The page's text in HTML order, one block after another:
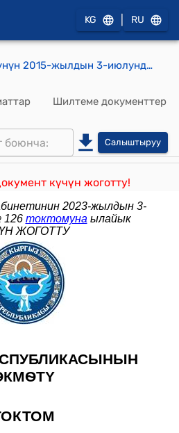
KG RU
КР Өкмөтүнүн 2015-жылдын 3-июлундагы № 439 "Кыргыз Республикасынын Өкмөтүнүн 2013-жылдын 15-январындагы № 17 "Академиялык наам үчүн ставкаларды белгилөө жөнүндө" токтомун күчүн жоготту деп таануу тууралуу" токтому
Шилтеме документтер
Салыштыруу
күчүн жоготту!